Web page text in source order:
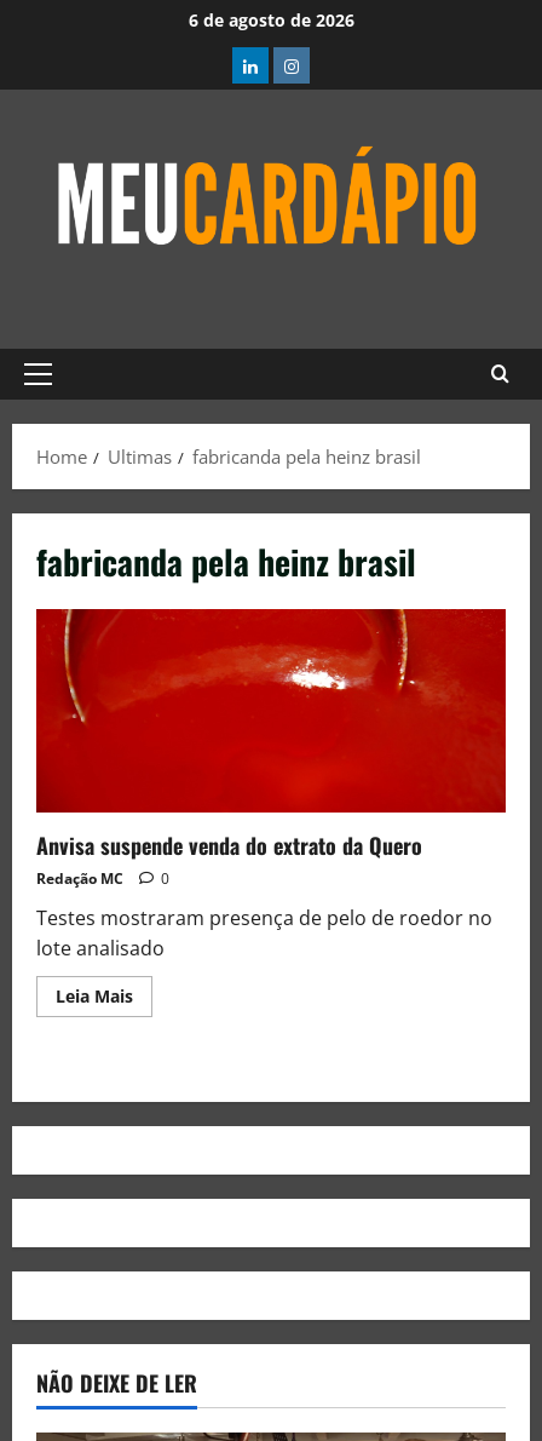
6 de agosto de 2026
Home Ultimas fabricanda pela heinz brasil
fabricanda pela heinz brasil
Anvisa suspende venda do extrato da Quero
Redação MC 0
Testes mostraram presença de pelo de roedor no
lote analisado
Leia Mais
NÃO DEIXE DE LER